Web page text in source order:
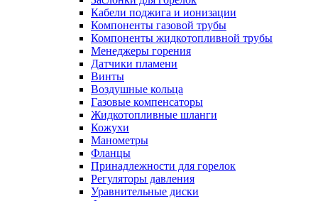
Кабели поджига и ионизации
Компоненты газовой трубы
Компоненты жидкотопливной трубы
Менеджеры горения
Датчики пламени
Винты
Воздушные кольца
Газовые компенсаторы
Жидкотопливные шланги
Кожухи
Манометры
Фланцы
Принадлежности для горелок
Регуляторы давления
Уравнительные диски